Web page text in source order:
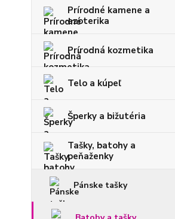
Prírodné kamene a
ezoterika
Prírodná kozmetika
Telo a kúpeľ
Šperky a bižutéria
Tašky, batohy a
peňaženky
Pánske tašky